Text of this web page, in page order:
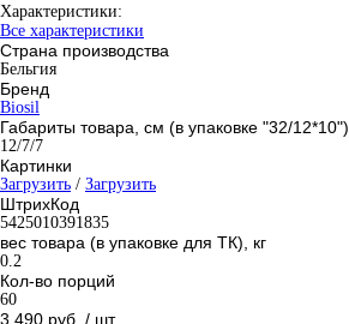
Характеристики:
Все характеристики
Страна производства
Бельгия
Бренд
Biosil
Габариты товара, см (в упаковке "32/12*10")
12/7/7
Картинки
Загрузить / Загрузить
ШтрихКод
5425010391835
вес товара (в упаковке для ТК), кг
0.2
Кол-во порций
60
3 490 руб. / шт